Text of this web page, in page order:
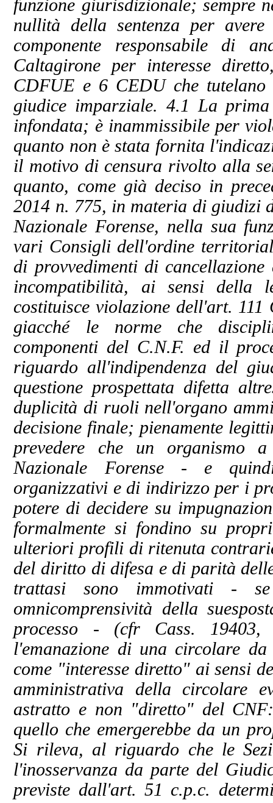
funzione giurisdizionale; sempre
nullità della sentenza per
componente responsabile di
Caltagirone per interesse
CDFUE e 6 CEDU che
giudice imparziale. 4.1 La prima
infondata; è inammissibile per
quanto non è stata fornita
il motivo di censura rivolto alla
quanto, come già deciso in
2014 n. 775, in materia di giudizi
Nazionale Forense, nella sua
vari Consigli dell'ordine
di provvedimenti di
incompatibilità, ai sensi della
costituisce violazione dell'art.
giacché le norme che
componenti del C.N.F. ed il
riguardo all'indipendenza del
questione prospettata difetta
duplicità di ruoli nell'organo
decisione finale; pienamente
prevedere che un organismo
Nazionale Forense - e
organizzativi e di indirizzo per i
potere di decidere su
formalmente si fondino su
ulteriori profili di ritenuta
del diritto di difesa e di parità
trattasi sono immotivati -
omnicomprensività della
processo - (cfr Cass.
l'emanazione di una circolare
come "interesse diretto" ai sensi
amministrativa della circolare
astratto e non "diretto" del
quello che emergerebbe da un
Si rileva, al riguardo che le
l'inosservanza da parte del
previste dall'art. 51 c.p.c.